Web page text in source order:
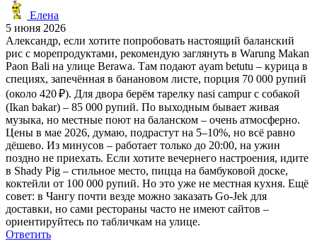
Елена
5 июня 2026
Александр, если хотите попробовать настоящий баланский
рис с морепродуктами, рекомендую заглянуть в Warung Makan
Paon Bali на улице Berawa. Там подают ayam betutu – курица в
специях, запечённая в банановом листе, порция 70 000 рупий
(около 420 ₽). Для двора берём тарелку nasi campur с собакой
(Ikan bakar) – 85 000 рупий. По выходным бывает живая
музыка, но местные поют на баланском – очень атмосферно.
Цены в мае 2026, думаю, подрастут на 5–10%, но всё равно
дёшево. Из минусов – работает только до 20:00, на ужин
поздно не приехать. Если хотите вечернего настроения, идите
в Shady Pig – стильное место, пицца на бамбуковой доске,
коктейли от 100 000 рупий. Но это уже не местная кухня. Ещё
совет: в Чангу почти везде можно заказать Go-Jek для
доставки, но сами рестораны часто не имеют сайтов –
ориентируйтесь по табличкам на улице.
Ответить